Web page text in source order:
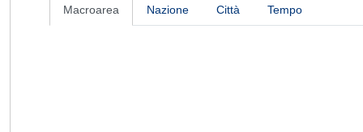
Macroarea Nazione Città Tempo